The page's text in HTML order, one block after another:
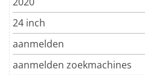
24 inch
aanmelden
aanmelden zoekmachines